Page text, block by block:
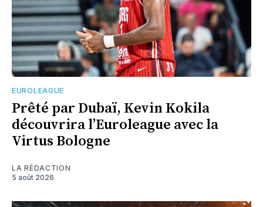
EUROLEAGUE
Prêté par Dubaï, Kevin Kokila
découvrira l’Euroleague avec la
Virtus Bologne
LA RÉDACTION
5 août 2026